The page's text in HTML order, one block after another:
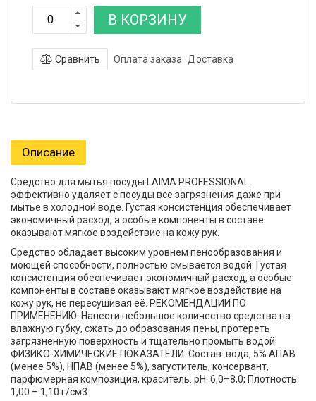
В КОРЗИНУ
Сравнить Оплата заказа Доставка
Описание
Средство для мытья посуды LAIMA PROFESSIONAL
эффективно удаляет с посуды все загрязнения даже при
мытье в холодной воде. Густая консистенция обеспечивает
экономичный расход, а особые компоненты в составе
оказывают мягкое воздействие на кожу рук.
Средство обладает высоким уровнем пенообразования и
моющей способности, полностью смывается водой. Густая
консистенция обеспечивает экономичный расход, а особые
компоненты в составе оказывают мягкое воздействие на
кожу рук, не пересушивая её. РЕКОМЕНДАЦИИ ПО
ПРИМЕНЕНИЮ: Нанести небольшое количество средства на
влажную губку, сжать до образования пены, протереть
загрязненную поверхность и тщательно промыть водой.
ФИЗИКО-ХИМИЧЕСКИЕ ПОКАЗАТЕЛИ: Состав: вода, 5% АПАВ
(менее 5%), НПАВ (менее 5%), загуститель, консервант,
парфюмерная композиция, краситель. рН: 6,0–8,0; Плотность:
1,00 – 1,10 г/см3.